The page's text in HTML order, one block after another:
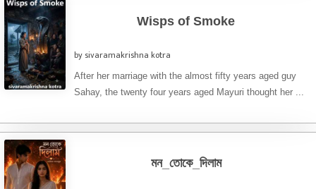
Wisps of Smoke
by sivaramakrishna kotra
After her marriage with the almost fifty years aged guy
Sahay, the twenty four years aged Mayuri thought her ...
মন_তোকে_দিলাম